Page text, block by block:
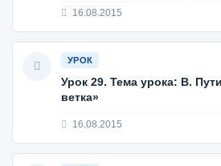
16.08.2015
УРОК
Урок 29. Тема урока: В.
ветка»
16.08.2015